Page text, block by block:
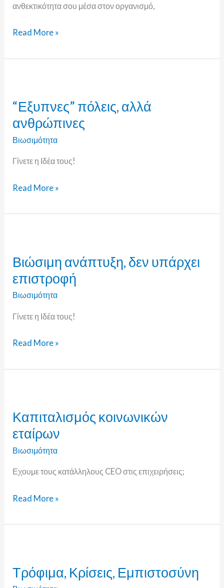
ανθεκτικότητα σου μέσα στον οργανισμό,
Read More »
“Εξυπνες” πόλεις, αλλά
ανθρώπινες
Βιωσιμότητα
Γίνετε η Ιδέα τους!
αλλά
ανθρώπινες
Read More »
Βιώσιμη ανάπτυξη, δεν υπάρχει
επιστροφή
Βιωσιμότητα
Γίνετε η Ιδέα τους!
δεν
υπάρχει
επιστροφή
Read More »
Καπιταλισμός κοινωνικών
εταίρων
Βιωσιμότητα
Εχουμε τους κατάλληλους CEO στις επιχειρήσεις;
εταίρων
Read More »
Τρόφιμα, Κρίσεις, Εμπιστοσύνη
Εμπιστοσύνη